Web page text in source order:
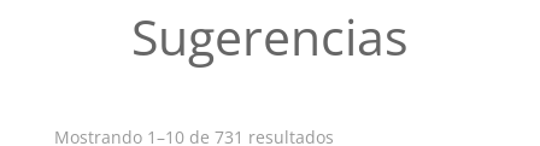
Sugerencias
Mostrando 1–10 de 731 resultadosOrdenado